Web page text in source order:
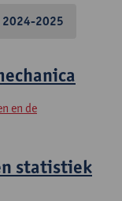
2024-2025
en de
statistiek